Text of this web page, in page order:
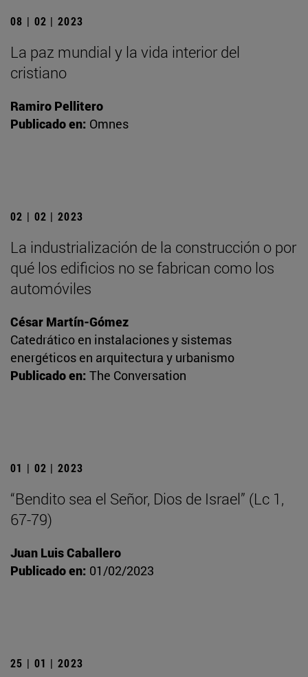
08 | 02 | 2023
La paz mundial y la vida interior del
cristiano
Ramiro Pellitero
Publicado en: Omnes
02 | 02 | 2023
La industrialización de la construcción o por
qué los edificios no se fabrican como los
automóviles
César Martín-Gómez
Catedrático en instalaciones y sistemas
energéticos en arquitectura y urbanismo
Publicado en: The Conversation
01 | 02 | 2023
“Bendito sea el Señor, Dios de Israel” (Lc 1,
67-79)
Juan Luis Caballero
Publicado en: 01/02/2023
25 | 01 | 2023